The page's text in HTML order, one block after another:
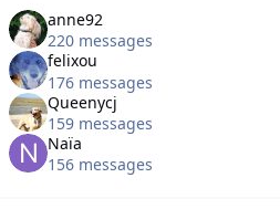
anne92
220 messages
felixou
176 messages
Queenycj
159 messages
Naïa
156 messages